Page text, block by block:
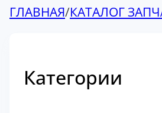
ГЛАВНАЯ/КАТАЛОГ
Категории